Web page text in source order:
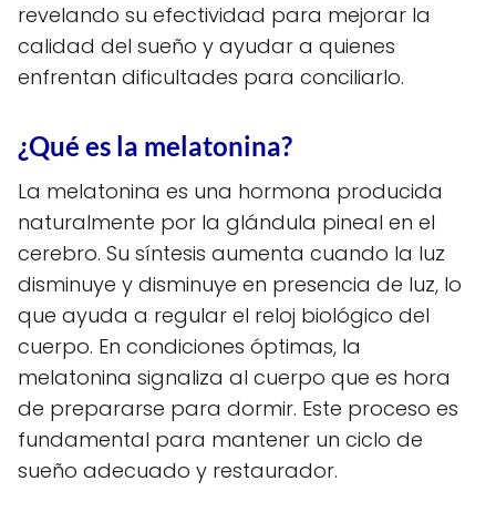
revelando su efectividad para mejorar la
calidad del sueño y ayudar a quienes
enfrentan dificultades para conciliarlo.
¿Qué es la melatonina?
La melatonina es una hormona producida
naturalmente por la glándula pineal en el
cerebro. Su síntesis aumenta cuando la luz
disminuye y disminuye en presencia de luz, lo
que ayuda a regular el reloj biológico del
cuerpo. En condiciones óptimas, la
melatonina signaliza al cuerpo que es hora
de prepararse para dormir. Este proceso es
fundamental para mantener un ciclo de
sueño adecuado y restaurador.